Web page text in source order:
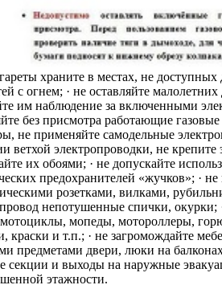
храните в местах, не доступных
с огнем; · не оставляйте малолетних
им наблюдение за включенными
без присмотра работающие
не применяйте самодельные
ветхой электропроводки, не крепите
их обоями; · не допускайте
предохранителей «жучков»; · не
розетками, вилками,
непотушенные спички, окурки;
мопеды, мотороллеры,
краски и т.п.; · не загромождайте
предметами двери, люки на
секции и выходы на наружные
этажности.